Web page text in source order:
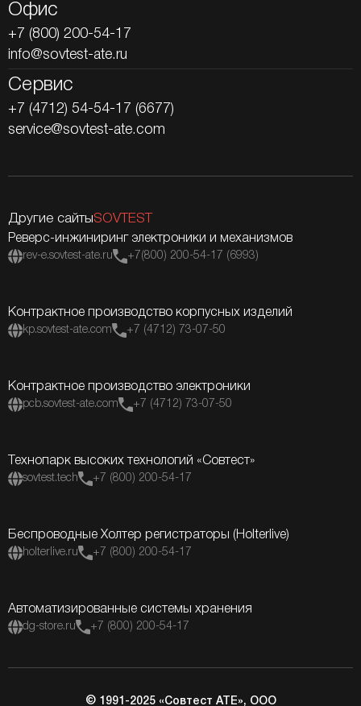
Офис
+7 (800) 200-54-17
info@sovtest-ate.ru
Сервис
+7 (4712) 54-54-17 (6677)
service@sovtest-ate.com
Другие сайтыSOVTEST
Реверс-инжиниринг электроники и механизмов
rev-e.sovtest-ate.ru +7(800) 200-54-17 (6993)
Контрактное производство корпусных изделий
kp.sovtest-ate.com +7 (4712) 73-07-50
Контрактное производство электроники
pcb.sovtest-ate.com +7 (4712) 73-07-50
Технопарк высоких технологий «Совтест»
sovtest.tech +7 (800) 200-54-17
Беспроводные Холтер регистраторы (Holterlive)
holterlive.ru +7 (800) 200-54-17
Автоматизированные системы хранения
dg-store.ru +7 (800) 200-54-17
© 1991-2025 «Совтест АТЕ», ООО